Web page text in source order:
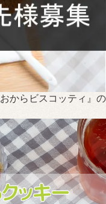
からビスコッティ』の